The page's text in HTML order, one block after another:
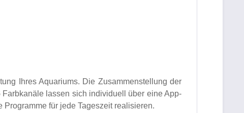
Ihres Aquariums. Die Zusammenstellung der
lassen sich individuell über eine App-
für jede Tageszeit realisieren.